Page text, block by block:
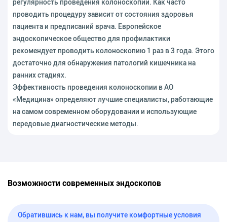
регулярность проведения колоноскопии. Как часто
проводить процедуру зависит от состояния здоровья
пациента и предписаний врача. Европейское
эндоскопическое общество для профилактики
рекомендует проводить колоноскопию 1 раз в 3 года. Этого
достаточно для обнаружения патологий кишечника на
ранних стадиях.
Эффективность проведения колоноскопии в АО
«Медицина» определяют лучшие специалисты, работающие
на самом современном оборудовании и использующие
передовые диагностические методы.
Возможности современных эндоскопов
Обратившись к нам, вы получите комфортные условия